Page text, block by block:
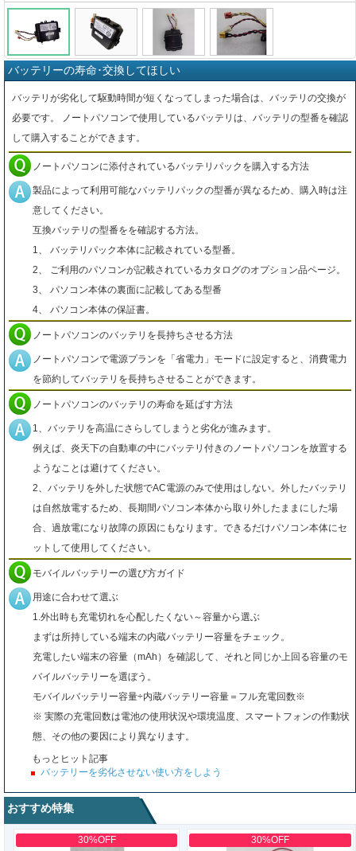
バッテリーの寿命･交換してほしい
バッテリが劣化して駆動時間が短くなってしまった場合は、バッテリの交換が
必要です。 ノートパソコンで使用しているバッテリは、バッテリの型番を確認
して購入することができます。
ノートパソコンに添付されているバッテリパックを購入する方法
製品によって利用可能なバッテリパックの型番が異なるため、購入時は注
意してください。
互換バッテリの型番をを確認する方法。
1、 バッテリパック本体に記載されている型番。
2、 ご利用のパソコンが記載されているカタログのオプション品ページ。
3、 パソコン本体の裏面に記載してある型番
4、 パソコン本体の保証書。
ノートパソコンのバッテリを長持ちさせる方法
ノートパソコンで電源プランを「省電力」モードに設定すると、消費電力
を節約してバッテリを長持ちさせることができます。
ノートパソコンのバッテリの寿命を延ばす方法
1、バッテリを高温にさらしてしまうと劣化が進みます。
例えば、炎天下の自動車の中にバッテリ付きのノートパソコンを放置する
ようなことは避けてください。
2、バッテリを外した状態でAC電源のみで使用はしない。外したバッテリ
は自然放電するため、長期間パソコン本体から取り外したままにした場
合、過放電になり故障の原因にもなります。できるだけパソコン本体にセ
ットして使用してください。
モバイルバッテリーの選び方ガイド
用途に合わせて選ぶ
1.外出時も充電切れを心配したくない～容量から選ぶ
まずは所持している端末の内蔵バッテリー容量をチェック。
充電したい端末の容量（mAh）を確認して、それと同じか上回る容量のモ
バイルバッテリーを選ぼう。
モバイルバッテリー容量÷内蔵バッテリー容量＝フル充電回数※
※ 実際の充電回数は電池の使用状況や環境温度、スマートフォンの作動状
態、その他の要因により異なります。
もっとヒット記事
バッテリーを劣化させない使い方をしよう
おすすめ特集
30%OFF 30%OFF